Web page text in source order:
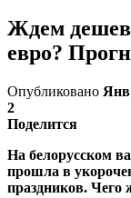
Ждем
евро?
Опубликовано Янв
2
Поделится
На белорусском
прошла в
праздников. Чего